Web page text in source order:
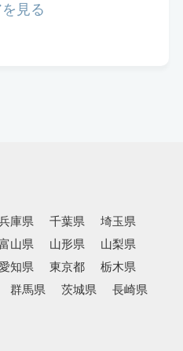
見る
庫県 千葉県
埼玉県
山県 山形県
山梨県
知県 東京都
栃木県
群馬県 茨城県
長崎県